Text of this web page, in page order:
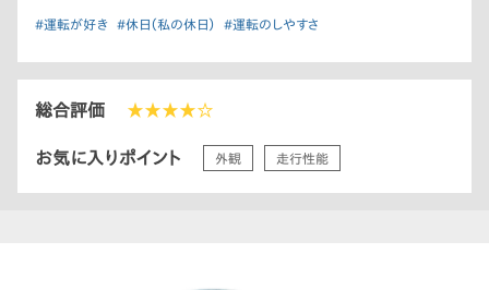
#運転が好き #休日（私の休日） #運転のしやすさ
総合評価 ★★★★☆
お気に入りポイント 外観 走行性能